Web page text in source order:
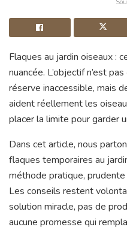
Flaques au jardin oiseaux :
nuancée. L’objectif n’est
réserve inaccessible, mais
aident réellement les
placer la limite pour garder
Dans cet article, nous
flaques temporaires au
méthode pratique,
Les conseils restent
solution miracle, pas de
aucune promesse qui